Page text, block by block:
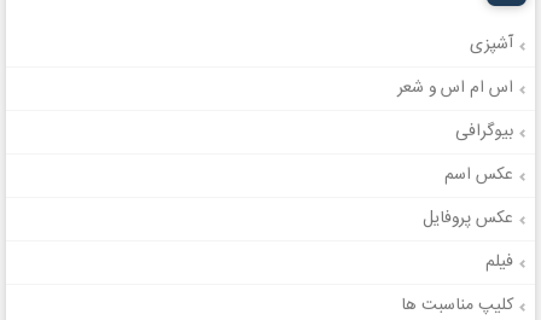
آشپزی
اس ام اس و شعر
بیوگرافی
عکس اسم
عکس پروفایل
فیلم
کلیپ مناسبت ها